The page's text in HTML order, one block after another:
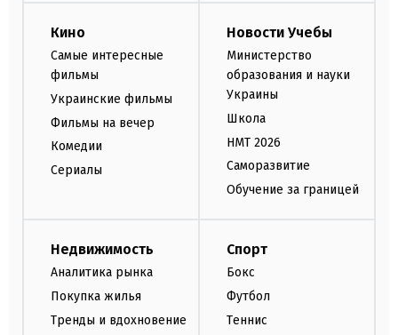
Кино
Самые интересные
фильмы
Украинские фильмы
Фильмы на вечер
Комедии
Сериалы
Новости Учебы
Министерство
образования и науки
Украины
Школа
НМТ 2026
Саморазвитие
Обучение за границей
Недвижимость
Аналитика рынка
Покупка жилья
Тренды и вдохновение
Спорт
Бокс
Футбол
Теннис